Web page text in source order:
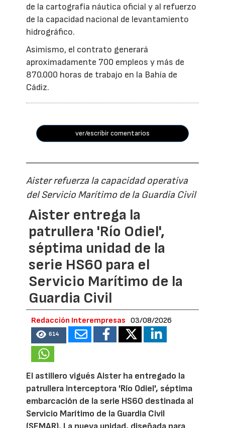
de la cartografía náutica oficial y al refuerzo
de la capacidad nacional de levantamiento
hidrográfico.
Asimismo, el contrato generará
aproximadamente 700 empleos y más de
870.000 horas de trabajo en la Bahía de
Cádiz.
ver/escribir comentarios
Aister refuerza la capacidad operativa
del Servicio Marítimo de la Guardia Civil
Aister entrega la
patrullera 'Río Odiel',
séptima unidad de la
serie HS60 para el
Servicio Marítimo de la
Guardia Civil
Redacción Interempresas 03/08/2026
614
El astillero vigués Aister ha entregado la
patrullera interceptora 'Río Odiel', séptima
embarcación de la serie HS60 destinada al
Servicio Marítimo de la Guardia Civil